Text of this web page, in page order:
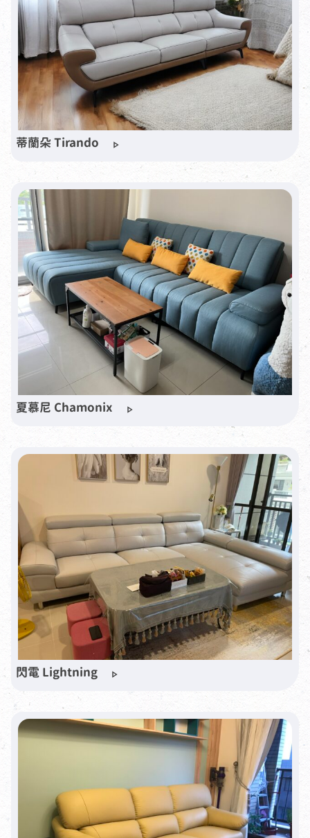
蒂蘭朵 Tirando
夏慕尼 Chamonix
閃電 Lightning